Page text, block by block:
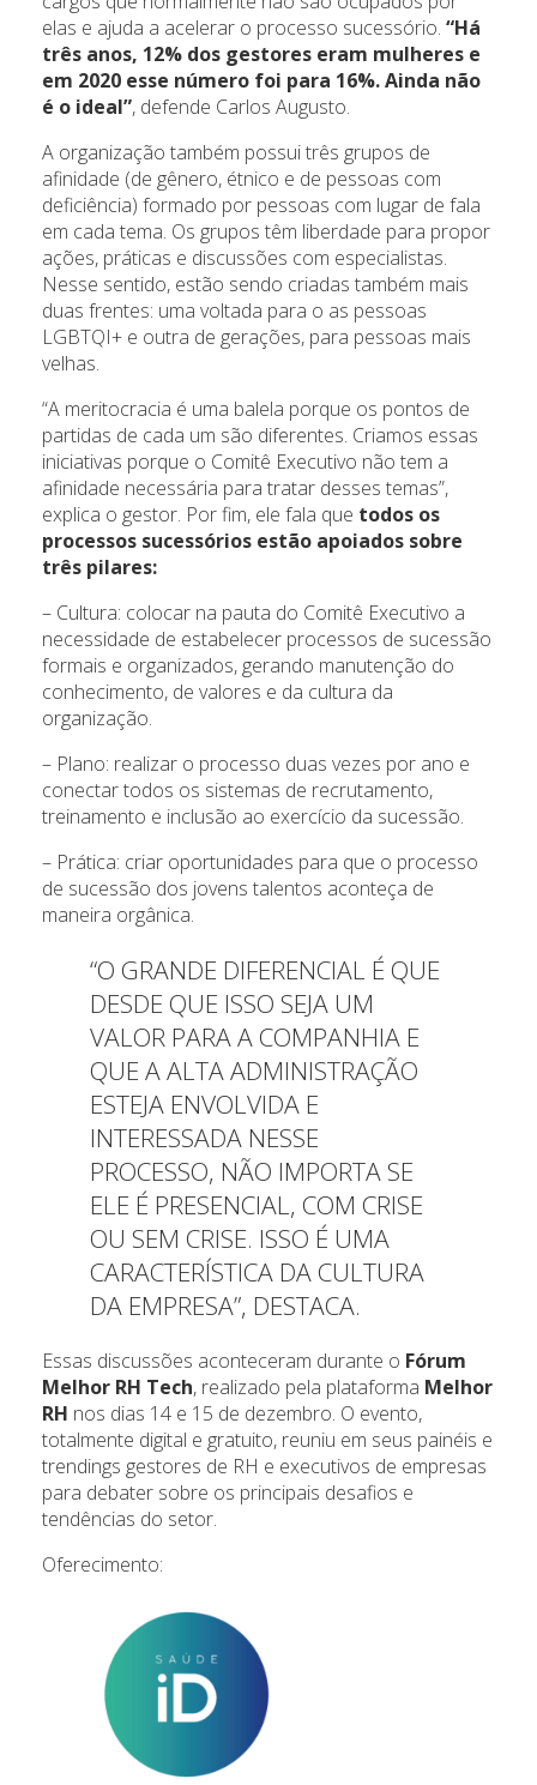
elas e ajuda a acelerar o processo sucessório. “Há
três anos, 12% dos gestores eram mulheres e
em 2020 esse número foi para 16%. Ainda não
é o ideal”, defende Carlos Augusto.
A organização também possui três grupos de
afinidade (de gênero, étnico e de pessoas com
deficiência) formado por pessoas com lugar de fala
em cada tema. Os grupos têm liberdade para propor
ações, práticas e discussões com especialistas.
Nesse sentido, estão sendo criadas também mais
duas frentes: uma voltada para o as pessoas
LGBTQI+ e outra de gerações, para pessoas mais
velhas.
“A meritocracia é uma balela porque os pontos de
partidas de cada um são diferentes. Criamos essas
iniciativas porque o Comitê Executivo não tem a
afinidade necessária para tratar desses temas”,
explica o gestor. Por fim, ele fala que todos os
processos sucessórios estão apoiados sobre
três pilares:
– Cultura: colocar na pauta do Comitê Executivo a
necessidade de estabelecer processos de sucessão
formais e organizados, gerando manutenção do
conhecimento, de valores e da cultura da
organização.
– Plano: realizar o processo duas vezes por ano e
conectar todos os sistemas de recrutamento,
treinamento e inclusão ao exercício da sucessão.
– Prática: criar oportunidades para que o processo
de sucessão dos jovens talentos aconteça de
maneira orgânica.
“O GRANDE DIFERENCIAL É QUE
DESDE QUE ISSO SEJA UM
VALOR PARA A COMPANHIA E
QUE A ALTA ADMINISTRAÇÃO
ESTEJA ENVOLVIDA E
INTERESSADA NESSE
PROCESSO, NÃO IMPORTA SE
ELE É PRESENCIAL, COM CRISE
OU SEM CRISE. ISSO É UMA
CARACTERÍSTICA DA CULTURA
DA EMPRESA”, DESTACA.
Essas discussões aconteceram durante o Fórum
Melhor RH Tech, realizado pela plataforma Melhor
RH nos dias 14 e 15 de dezembro. O evento,
totalmente digital e gratuito, reuniu em seus painéis e
trendings gestores de RH e executivos de empresas
para debater sobre os principais desafios e
tendências do setor.
Oferecimento: